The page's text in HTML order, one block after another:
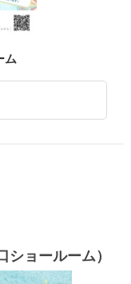
ム
ショールーム）